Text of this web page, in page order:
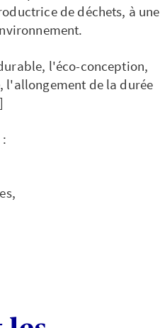
de déchets, à une
l'éco-conception,
de la durée